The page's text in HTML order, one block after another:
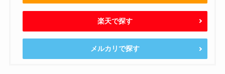
楽天で探す
メルカリで探す